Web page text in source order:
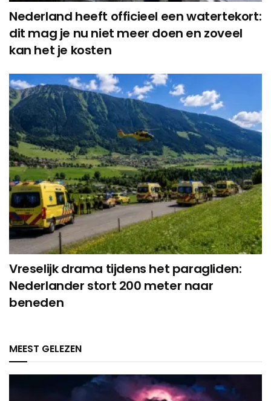
Nederland heeft officieel een watertekort:
dit mag je nu niet meer doen en zoveel
kan het je kosten
Vreselijk drama tijdens het paragliden:
Nederlander stort 200 meter naar
beneden
MEEST GELEZEN